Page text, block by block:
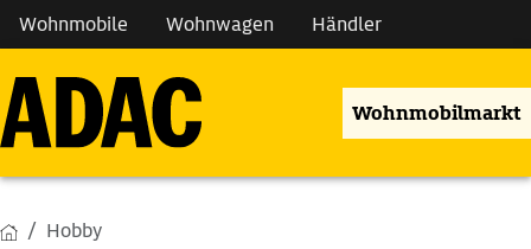
Wohnmobile Wohnwagen Händler
Wohnmobilmarkt
Hobby